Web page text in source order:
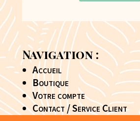
Inscrivez
un
Navigation :
Accueil
Boutique
Votre compte
Contact / Service Client